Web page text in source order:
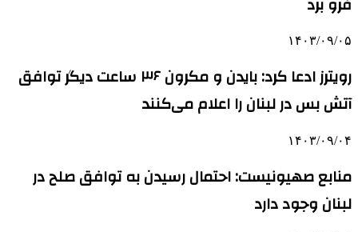
۱۴۰۳/۰۹/۰۵
رویترز ادعا کرد: بایدن و مکرون ۳۶ ساعت دیگر توافق
آتش بس در لبنان را اعلام می‌کنند
۱۴۰۳/۰۹/۰۴
منابع صهیونیست: احتمال رسیدن به توافق صلح در
لبنان وجود دارد